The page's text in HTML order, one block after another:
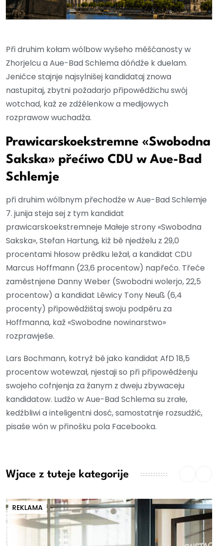
Při druhim kołam wólbow wyšeho měšćanosty w
Zhorjelcu a Aue-Bad Schlema dóńdźe k duelam.
Jeničce stajnje najsylnišej kandidataj znowa
nastupitaj, zbytni požadarjo připowědźichu swój
wotchad, kaž ze zdźělenkow a medijowych
rozprawow wuchadźa.
Prawicarskoekstremne «Swobodna
Sakska» přećiwo CDU w Aue-Bad
Schlemje
při druhim wólbnym přechodźe w Aue-Bad Schlemje
7. junija steja sej z tym kandidat
prawicarskoekstremneje Małeje strony «Swobodna
Sakska», Stefan Hartung, kiž bě njedźelu z 29,0
procentami hłosow prědku ležał, a kandidat CDU
Marcus Hoffmann (23,6 procentow) napřećo. Třeće
zaměstnjene Danny Weber (Swobodni wolerjo, 22,5
procentow) a kandidat Lěwicy Tony Neuß (6,4
procenty) připowědźištaj swoju podpěru za
Hoffmanna, kaž «Swobodne nowinarstwo»
rozprawješe.
Lars Bochmann, kotryž bě jako kandidat AfD 18,5
procentow wotewzał, njestaji so při připowědźenju
swojeho cofnjenja za žanym z dweju zbywaceju
kandidatow. Ludźo w Aue-Bad Schlema su zrałe,
kedźbliwi a inteligentni dosć, samostatnje rozsudźić,
pisaše wón w přinošku pola Facebooka.
Wjace z tuteje kategorije
REKLAMA